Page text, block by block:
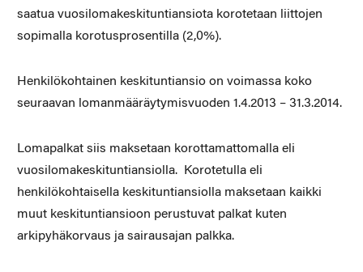
saatua vuosilomakeskituntiansiota korotetaan liittojen
sopimalla korotusprosentilla (2,0%).
Henkilökohtainen keskituntiansio on voimassa koko
seuraavan lomanmääräytymisvuoden 1.4.2013 – 31.3.2014.
Lomapalkat siis maksetaan korottamattomalla eli
vuosilomakeskituntiansiolla. Korotetulla eli
henkilökohtaisella keskituntiansiolla maksetaan kaikki
muut keskituntiansioon perustuvat palkat kuten
arkipyhäkorvaus ja sairausajan palkka.